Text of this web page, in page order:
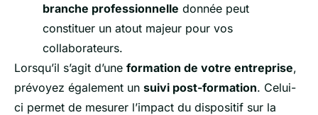
branche professionnelle donnée peut
constituer un atout majeur pour vos
collaborateurs.
Lorsqu’il s’agit d’une formation de votre entreprise,
prévoyez également un suivi post-formation. Celui-
ci permet de mesurer l’impact du dispositif sur la